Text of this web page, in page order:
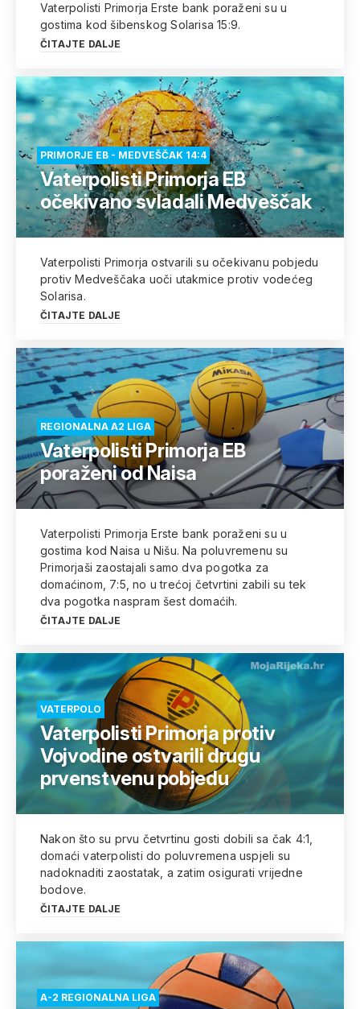
Vaterpolisti Primorja Erste bank poraženi su u
gostima kod šibenskog Solarisa 15:9.
ČITAJTE DALJE
PRIMORJE EB - MEDVEŠČAK 14:4
Vaterpolisti Primorja EB
očekivano svladali Medveščak
Vaterpolisti Primorja ostvarili su očekivanu pobjedu
protiv Medveščaka uoči utakmice protiv vodećeg
Solarisa.
ČITAJTE DALJE
REGIONALNA A2 LIGA
Vaterpolisti Primorja EB
poraženi od Naisa
Vaterpolisti Primorja Erste bank poraženi su u
gostima kod Naisa u Nišu. Na poluvremenu su
Primorjaši zaostajali samo dva pogotka za
domaćinom, 7:5, no u trećoj četvrtini zabili su tek
dva pogotka naspram šest domaćih.
ČITAJTE DALJE
VATERPOLO
Vaterpolisti Primorja protiv
Vojvodine ostvarili drugu
prvenstvenu pobjedu
Nakon što su prvu četvrtinu gosti dobili sa čak 4:1,
domaći vaterpolisti do poluvremena uspjeli su
nadoknaditi zaostatak, a zatim osigurati vrijedne
bodove.
ČITAJTE DALJE
A-2 REGIONALNA LIGA